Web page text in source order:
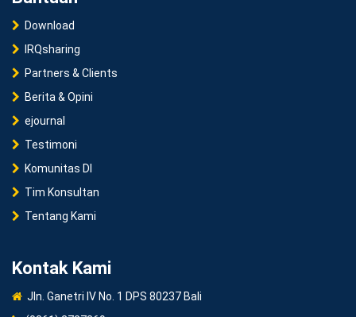
Download
IRQsharing
Partners & Clients
Berita & Opini
ejournal
Testimoni
Komunitas DI
Tim Konsultan
Tentang Kami
Kontak Kami
Jln. Ganetri IV No. 1 DPS 80237 Bali